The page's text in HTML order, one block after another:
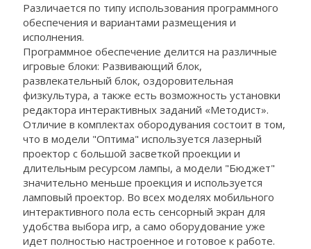
Различается по типу использования программного
обеспечения и вариантами размещения и
исполнения.
Программное обеспечение делится на различные
игровые блоки: Развивающий блок,
развлекательный блок, оздоровительная
физкультура, а также есть возможность установки
редактора интерактивных заданий «Методист».
Отличие в комплектах обородувания состоит в том,
что в модели "Оптима" используется лазерный
проектор с большой засветкой проекции и
длительным ресурсом лампы, а модели "Бюджет"
значительно меньше проекция и используется
ламповый проектор. Во всех моделях мобильного
интерактивного пола есть сенсорный экран для
удобства выбора игр, а само оборудование уже
идет полностью настроенное и готовое к работе.